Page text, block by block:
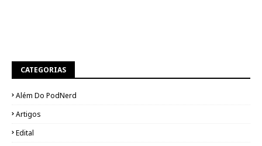
CATEGORIAS
Além Do PodNerd
Artigos
Edital